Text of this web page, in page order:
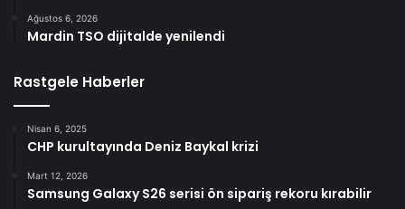
Ağustos 6, 2026
Mardin TSO dijitalde yenilendi
Rastgele Haberler
Nisan 6, 2025
CHP kurultayında Deniz Baykal krizi
Mart 12, 2026
Samsung Galaxy S26 serisi ön sipariş rekoru kırabilir